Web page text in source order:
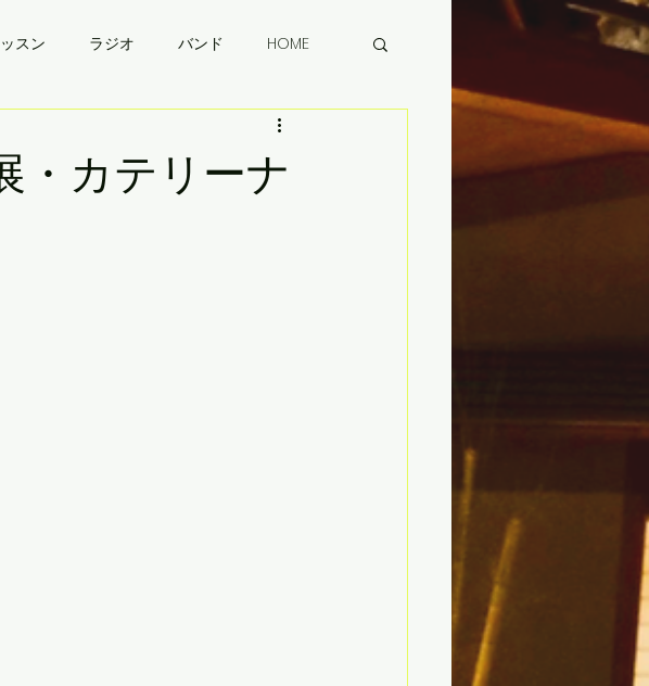
スン ラジオ バンド HOME
・カテリーナ